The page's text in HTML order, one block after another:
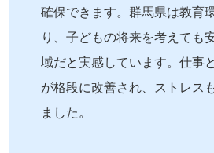
確保できます。群馬県は教育
り、子どもの将来を考えても
域だと実感しています。仕事
が格段に改善され、ストレス
ました。